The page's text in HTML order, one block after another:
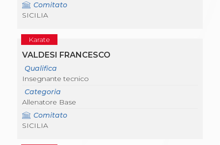
Comitato
SICILIA
Karate
VALDESI FRANCESCO
Qualifica
Insegnante tecnico
Categoria
Allenatore Base
Comitato
SICILIA